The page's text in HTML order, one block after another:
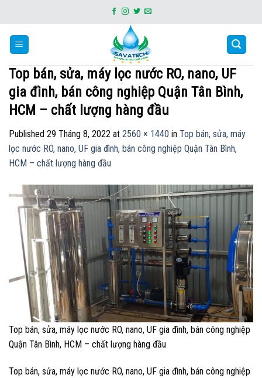
to
content
Top bán, sửa, máy lọc nước RO, nano, UF
gia đình, bán công nghiệp Quận Tân Bình,
HCM – chất lượng hàng đầu
Published 29 Tháng 8, 2022 at 2560 × 1440 in Top bán, sửa, máy
lọc nước RO, nano, UF gia đình, bán công nghiệp Quận Tân Bình,
HCM – chất lượng hàng đầu
Top bán, sửa, máy lọc nước RO, nano, UF gia đình, bán công nghiệp
Quận Tân Bình, HCM – chất lượng hàng đầu
Top bán, sửa, máy lọc nước RO, nano, UF gia đình, bán công nghiệp